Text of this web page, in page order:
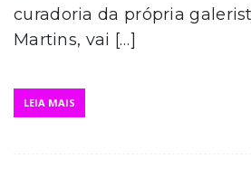
curadoria da própria
Martins, vai […]
LEIA MAIS